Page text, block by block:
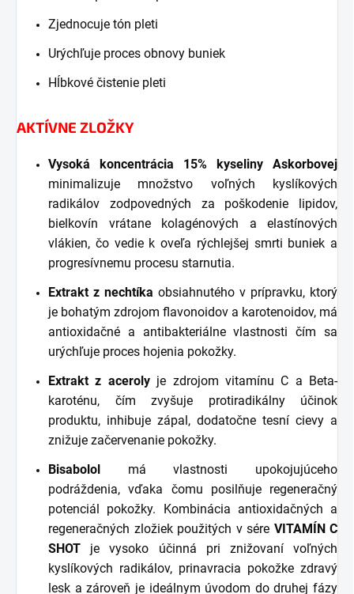
Zjednocuje tón pleti
Urýchľuje proces obnovy buniek
Hĺbkové čistenie pleti
AKTÍVNE ZLOŽKY
Vysoká koncentrácia 15% kyseliny Askorbovej
minimalizuje množstvo voľných kyslíkových
radikálov zodpovedných za poškodenie lipidov,
bielkovín vrátane kolagénových a elastínových
vlákien, čo vedie k oveľa rýchlejšej smrti buniek a
progresívnemu procesu starnutia.
Extrakt z nechtíka obsiahnutého v prípravku, ktorý
je bohatým zdrojom flavonoidov a karotenoidov, má
antioxidačné a antibakteriálne vlastnosti čím sa
urýchľuje proces hojenia pokožky.
Extrakt z acerolyje zdrojom vitamínu C a Beta-
karoténu, čím zvyšuje protiradikálny účinok
produktu, inhibuje zápal, dodatočne tesní cievy a
znižuje začervenanie pokožky.
Bisabolol
má vlastnosti upokojujúceho
podráždenia, vďaka čomu posilňuje regeneračný
potenciál pokožky. Kombinácia antioxidačných a
regeneračných zložiek použitých v sére VITAMÍN C
SHOT je vysoko účinná pri znižovaní voľných
kyslíkových radikálov, prinavracia pokožke zdravý
lesk a zároveň je ideálnym úvodom do druhej fázy